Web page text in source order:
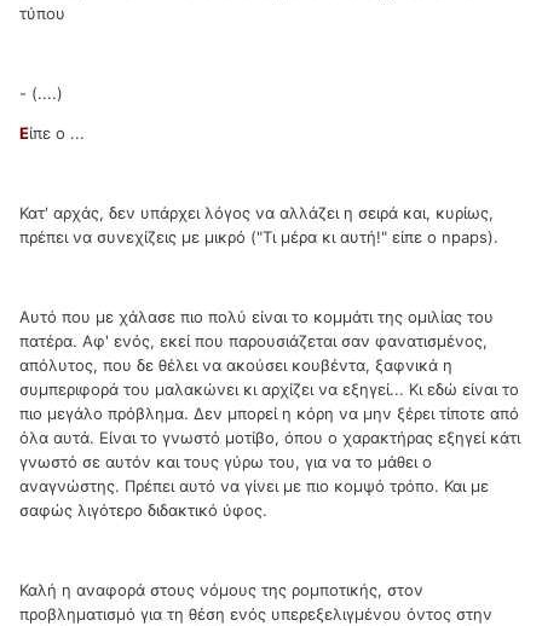
τύπου
- (....)
Είπε ο ...
Κατ' αρχάς, δεν υπάρχει λόγος να αλλάζει η σειρά και, κυρίως,
πρέπει να συνεχίζεις με μικρό ("Τι μέρα κι αυτή!" είπε ο npaps).
Αυτό που με χάλασε πιο πολύ είναι το κομμάτι της ομιλίας του
πατέρα. Αφ' ενός, εκεί που παρουσιάζεται σαν φανατισμένος,
απόλυτος, που δε θέλει να ακούσει κουβέντα, ξαφνικά η
συμπεριφορά του μαλακώνει κι αρχίζει να εξηγεί... Κι εδώ είναι το
πιο μεγάλο πρόβλημα. Δεν μπορεί η κόρη να μην ξέρει τίποτε από
όλα αυτά. Είναι το γνωστό μοτίβο, όπου ο χαρακτήρας εξηγεί κάτι
γνωστό σε αυτόν και τους γύρω του, για να το μάθει ο
αναγνώστης. Πρέπει αυτό να γίνει με πιο κομψό τρόπο. Και με
σαφώς λιγότερο διδακτικό ύφος.
Καλή η αναφορά στους νόμους της ρομποτικής, στον
προβληματισμό για τη θέση ενός υπερεξελιγμένου όντος στην